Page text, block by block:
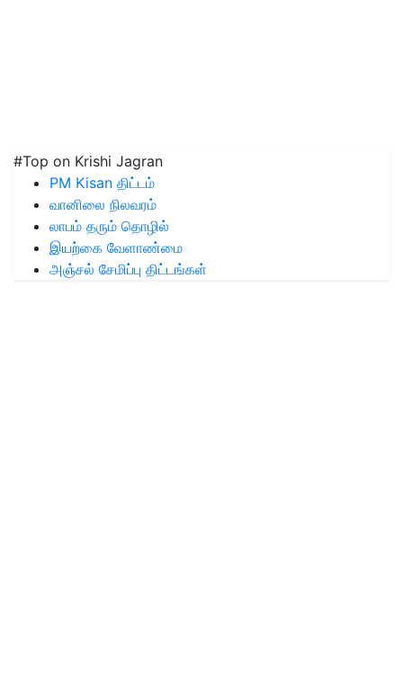
#Top on Krishi Jagran
PM Kisan திட்டம்
வானிலை நிலவரம்
லாபம் தரும் தொழில்
இயற்கை வேளாண்மை
அஞ்சல் சேமிப்பு திட்டங்கள்